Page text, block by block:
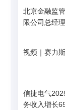
北京金融监
限公司总经
视频｜赛力
信捷电气
务收入增长